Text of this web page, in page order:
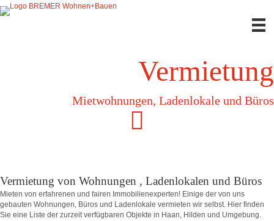
Vermietung
Mietwohnungen, Ladenlokale und Büros
Vermietung von Wohnungen , Ladenlokalen und Büros
Mieten von erfahrenen und fairen Immobilienexperten! Einige der von uns
gebauten Wohnungen, Büros und Ladenlokale vermieten wir selbst. Hier finden
Sie eine Liste der zurzeit verfügbaren Objekte in Haan, Hilden und Umgebung.